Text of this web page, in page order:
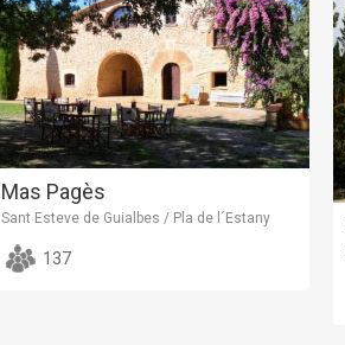
Mas Pagès
Sant Esteve de Guialbes / Pla de l´Estany
137